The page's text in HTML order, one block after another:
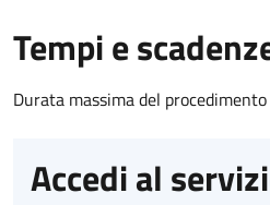
Tempi e
Durata massima del
Accedi al